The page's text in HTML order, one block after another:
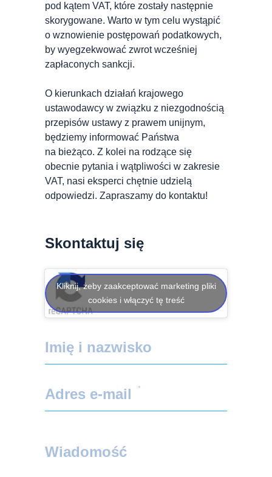
pod kątem VAT, które zostały następnie
skorygowane. Warto w tym celu wystąpić
o wznowienie postępowań podatkowych,
by wyegzekwować zwrot wcześniej
zapłaconych sankcji.
O kierunkach działań krajowego
ustawodawcy w związku z niezgodnością
przepisów ustawy z prawem unijnym,
będziemy informować Państwa
na bieżąco. Z kolei na rodzące się
obecnie pytania i wątpliwości w zakresie
VAT, nasi eksperci chętnie udzielą
odpowiedzi. Zapraszamy do kontaktu!
Skontaktuj się
Kliknij, żeby zaakceptować marketing pliki
cookies i włączyć tę treść
Imię i nazwisko
Adres e-mail *
Wiadomość